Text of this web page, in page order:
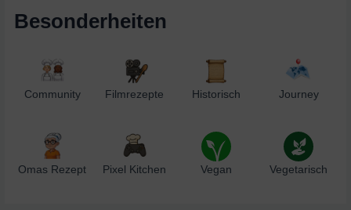
Besonderheiten
Community Filmrezepte Historisch Journey
Omas Rezept Pixel Kitchen Vegan Vegetarisch